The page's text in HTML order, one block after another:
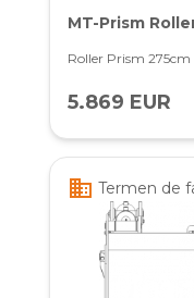
MT-Prism
Roller Prism 275cm
5.869 EUR
business Termen de